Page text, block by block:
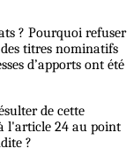
? Pourquoi refuser
titres nominatifs
d’apports ont été
de cette
l'article 24 au point
?